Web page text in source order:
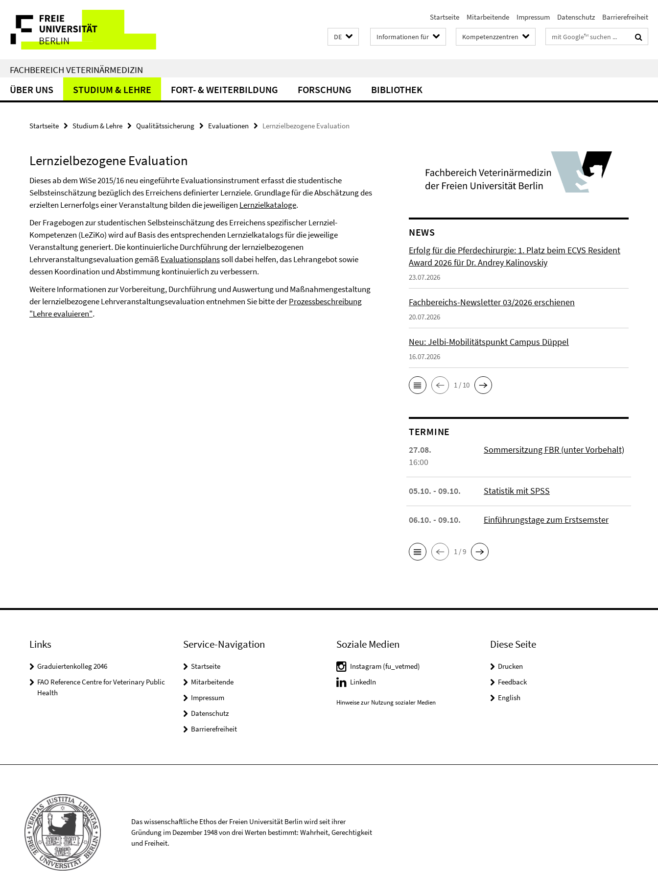
direkt
Inhalt
Service-
Navigation
Startseite Mitarbeitende Impressum Datenschutz Barrierefreiheit
DE Informationen für Kompetenzzentren Suchbegriffe
FACHBEREICH VETERINÄRMEDIZIN
ÜBER UNS STUDIUM & LEHRE FORT- & WEITERBILDUNG FORSCHUNG BIBLIOTHEK
Startseite Studium & Lehre Qualitätssicherung Evaluationen Lernzielbezogene Evaluation
Lernzielbezogene Evaluation
Dieses ab dem WiSe 2015/16 neu eingeführte Evaluationsinstrument erfasst die studentische
Selbsteinschätzung bezüglich des Erreichens definierter Lernziele. Grundlage für die Abschätzung des
erzielten Lernerfolgs einer Veranstaltung bilden die jeweiligen Lernzielkataloge.
Der Fragebogen zur studentischen Selbsteinschätzung des Erreichens spezifischer Lernziel-
Kompetenzen (LeZiKo) wird auf Basis des entsprechenden Lernzielkatalogs für die jeweilige
Veranstaltung generiert. Die kontinuierliche Durchführung der lernzielbezogenen
Lehrveranstaltungsevaluation gemäßEvaluationsplanssoll dabei helfen, das Lehrangebot sowie
dessen Koordination und Abstimmung kontinuierlich zu verbessern.
Weitere Informationen zur Vorbereitung, Durchführung und Auswertung und Maßnahmengestaltung
der lernzielbezogene Lehrveranstaltungsevaluation entnehmen Sie bitte derProzessbeschreibung
"Lehre evaluieren".
NEWS
Erfolg für die Pferdechirurgie: 1. Platz beim ECVS Resident
Award 2026 für Dr. Andrey Kalinovskiy
23.07.2026
Fachbereichs-Newsletter 03/2026 erschienen
20.07.2026
Neu: Jelbi-Mobilitätspunkt Campus Düppel
16.07.2026
1 / 10
TERMINE
27.08.
16:00
Sommersitzung FBR (unter Vorbehalt)
05.10. - 09.10. Statistik mit SPSS
06.10. - 09.10. Einführungstage zum Erstsemster
1 / 9
Links
Graduiertenkolleg 2046
FAO Reference Centre for Veterinary Public
Health
Service-Navigation
Startseite
Mitarbeitende
Impressum
Datenschutz
Barrierefreiheit
Soziale Medien
Instagram (fu_vetmed)
LinkedIn
Hinweise zur Nutzung sozialer Medien
Diese Seite
Drucken
Feedback
English
Das wissenschaftliche Ethos der Freien Universität Berlin wird seit ihrer
Gründung im Dezember 1948 von drei Werten bestimmt: Wahrheit, Gerechtigkeit
und Freiheit.